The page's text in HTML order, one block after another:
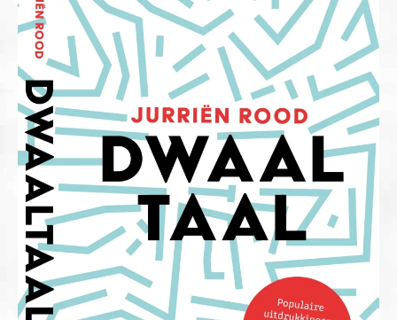
English
Contact
Cookiebeleid (EU)